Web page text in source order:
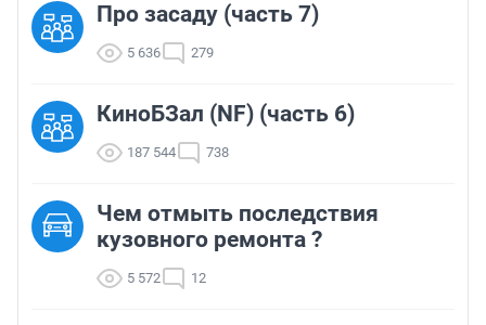
Про засаду (часть 7)
5 636 279
КиноБЗал (NF) (часть 6)
187 544 738
Чем отмыть последствия
кузовного ремонта ?
5 572 12